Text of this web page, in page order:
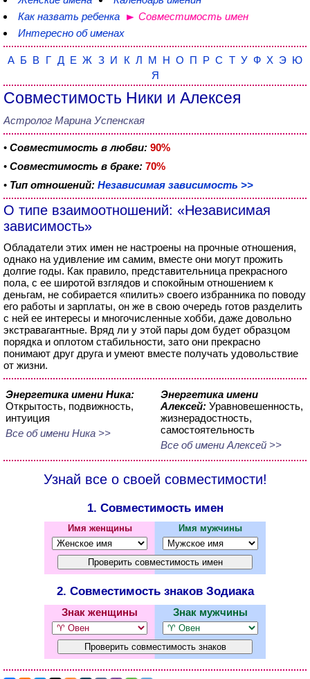
Как назвать ребенка
Совместимость имен
Интересно об именах
А Б В Г Д Е Ж З И К Л М Н О П Р С Т У Ф Х Э Ю
Я
Совместимость Ники и Алексея
Астролог Марина Успенская
• Совместимость в любви: 90%
• Совместимость в браке: 70%
• Тип отношений: Независимая зависимость >>
О типе взаимоотношений: «Независимая
зависимость»
Обладатели этих имен не настроены на прочные отношения,
однако на удивление им самим, вместе они могут прожить
долгие годы. Как правило, представительница прекрасного
пола, с ее широтой взглядов и спокойным отношением к
деньгам, не собирается «пилить» своего избранника по поводу
его работы и зарплаты, он же в свою очередь готов разделить
с ней ее интересы и многочисленные хобби, даже довольно
экстравагантные. Вряд ли у этой пары дом будет образцом
порядка и оплотом стабильности, зато они прекрасно
понимают друг друга и умеют вместе получать удовольствие
от жизни.
Энергетика имени Ника:
Открытость, подвижность,
интуиция
Все об имени Ника >>
Энергетика имени
Алексей: Уравновешенность,
жизнерадостность,
самостоятельность
Все об имени Алексей >>
Узнай все о своей совместимости!
1. Совместимость имен
Имя женщины Имя мужчины
2. Совместимость знаков Зодиака
Знак женщины Знак мужчины